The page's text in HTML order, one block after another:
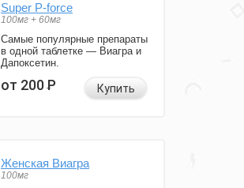
Super P-force
100мг + 60мг
Самые популярные препараты
в одной таблетке — Виагра и
Дапоксетин.
от 200Р Купить
Женская Виагра
100мг